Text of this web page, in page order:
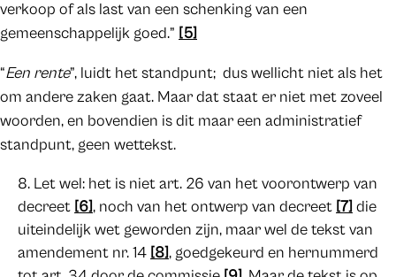
verkoop of als last van een schenking van een
gemeenschappelijk goed.” [5]
“Een rente”, luidt het standpunt; dus wellicht niet als het
om andere zaken gaat. Maar dat staat er niet met zoveel
woorden, en bovendien is dit maar een administratief
standpunt, geen wettekst.
Let wel: het is niet art. 26 van het voorontwerp van
decreet [6], noch van het ontwerp van decreet [7] die
uiteindelijk wet geworden zijn, maar wel de tekst van
amendement nr. 14 [8], goedgekeurd en hernummerd